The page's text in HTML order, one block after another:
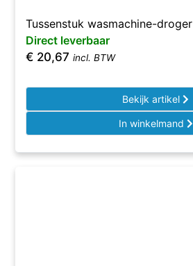
Tussenstuk wasmachine-droger
Direct leverbaar
€ 20,67 incl. BTW
Bekijk artikel
In winkelmand